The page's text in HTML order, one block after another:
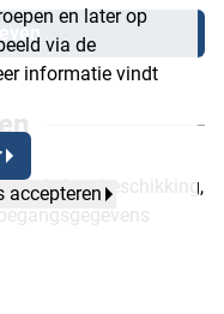
en later op
via de
informatie vindt
accepteren
enkel ter beschikking,